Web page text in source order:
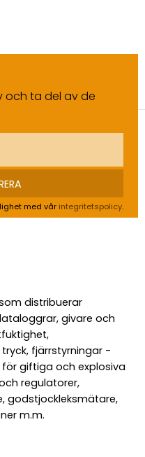
och ta del av de
med vår integritetspolicy.
distribuerar
givare och
fjärrstyrningar -
för giftiga och explosiva
regulatorer,
godstjockleksmätare,
m.m.